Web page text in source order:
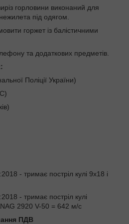
горловини виконаний для
під одягом.
горжет із балістичними
та додаткових предметів.
Поліції України)
- тримає постріл кулі 9х18 і
- тримає постріл кулі
2920 V-50 = 642 м/с
ПДВ